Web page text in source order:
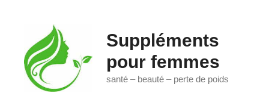
Suppléments
pour femmes
santé – beauté – perte de poids